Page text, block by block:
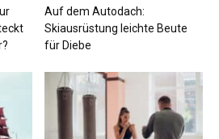
Auf dem Autodach:
Skiausrüstung leichte Beute
für Diebe